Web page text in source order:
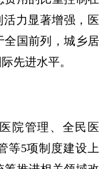
活力显著增强，医
全国前列，城乡居
先进水平。
院管理、全民医
等5项制度建设上